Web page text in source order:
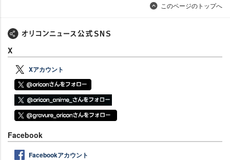
このページのトップへ
X
Xアカウント
Facebook
Facebookアカウント